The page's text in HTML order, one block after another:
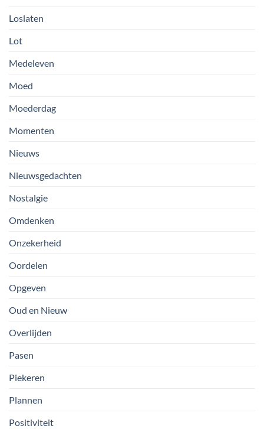
Loslaten
Lot
Medeleven
Moed
Moederdag
Momenten
Nieuws
Nieuwsgedachten
Nostalgie
Omdenken
Onzekerheid
Oordelen
Opgeven
Oud en Nieuw
Overlijden
Pasen
Piekeren
Plannen
Positiviteit